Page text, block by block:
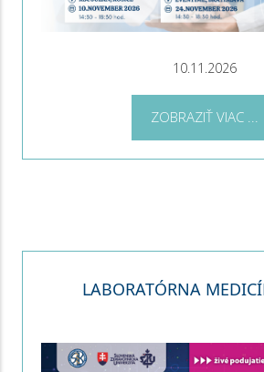
10.11.2026
ZOBRAZIŤ VIAC ...
LABORATÓRNA